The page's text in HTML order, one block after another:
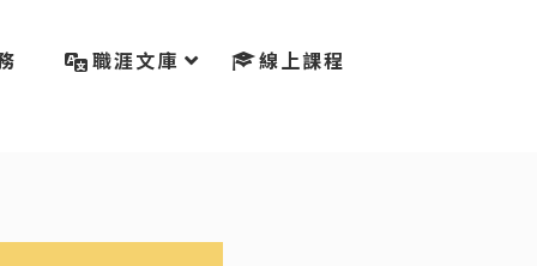
職涯文庫 線上課程